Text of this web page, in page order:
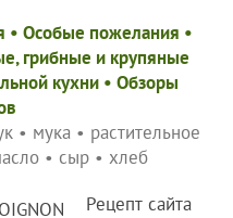
• Особые пожелания •
грибные и крупяные
кухни• Обзоры
• мука • растительное
• сыр• хлеб
Рецепт сайта